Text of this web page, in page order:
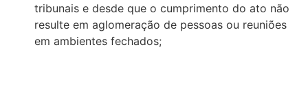
tribunais e desde que o cumprimento do ato não
resulte em aglomeração de pessoas ou reuniões
em ambientes fechados;